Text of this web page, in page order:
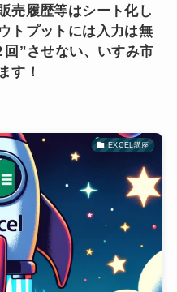
売履歴等はシート化し
トプットには入力は無
回”させない、いすみ市
す！
EXCEL講座